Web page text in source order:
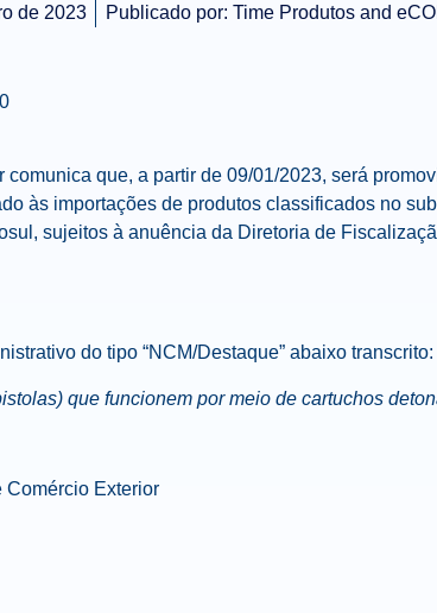
de 2023 Publicado por: Time Produtos and
comunica que, a partir de 09/01/2023, será
às importações de produtos classificados no
sujeitos à anuência da Diretoria de
do tipo “NCM/Destaque” abaixo transcrito:
que funcionem por meio de cartuchos
Comércio Exterior